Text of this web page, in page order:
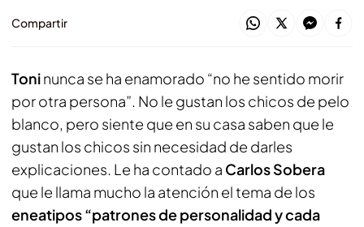
Compartir
Toninunca se ha enamorado “no he sentido morir
por otra persona”. No le gustan los chicos de pelo
blanco, pero siente que en su casa saben que le
gustan los chicos sin necesidad de darles
explicaciones. Le ha contado a Carlos Sobera
que le llama mucho la atención el tema de los
eneatipos “patrones de personalidad y cada